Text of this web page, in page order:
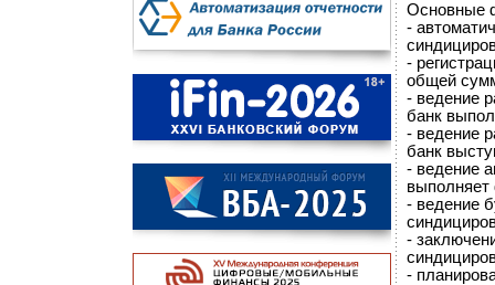
Основные
-
-
общей
- ведение
банк
- ведение
банк
- ведение
выполняет
- ведение
-
-